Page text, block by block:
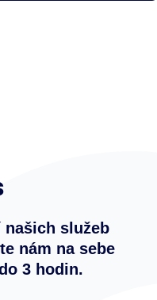
našich služeb
nám na sebe
3 hodin.